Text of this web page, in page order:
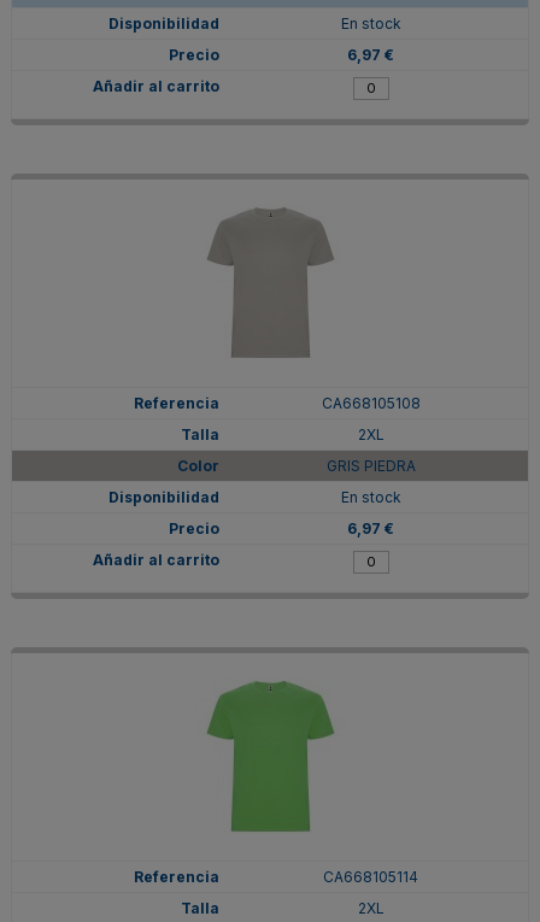
En stock
6,97 €
CA668105108
2XL
GRIS PIEDRA
En stock
6,97 €
CA668105114
2XL